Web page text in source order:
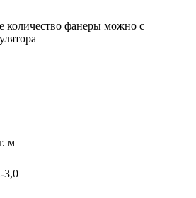
количество фанеры можно с
м
3,0